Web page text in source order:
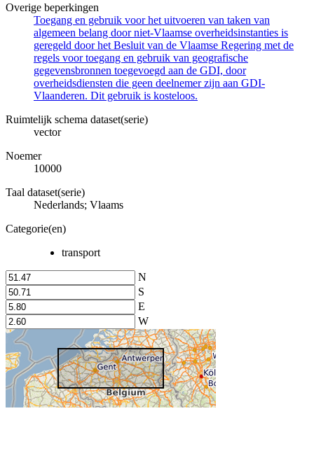
Overige beperkingen
Toegang en gebruik voor het uitvoeren van taken van
algemeen belang door niet-Vlaamse overheidsinstanties is
geregeld door het Besluit van de Vlaamse Regering met de
regels voor toegang en gebruik van geografische
gegevensbronnen toegevoegd aan de GDI, door
overheidsdiensten die geen deelnemer zijn aan GDI-
Vlaanderen. Dit gebruik is kosteloos.
Ruimtelijk schema dataset(serie)
vector
Noemer
10000
Taal dataset(serie)
Nederlands; Vlaams
Categorie(en)
transport
N
S
E
W